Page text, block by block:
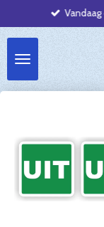
direct
de
hoofdinhoud